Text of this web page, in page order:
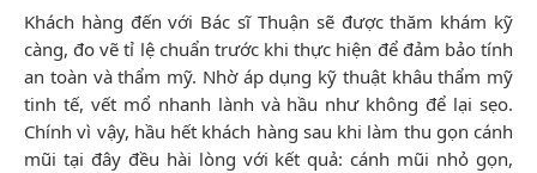
Khách hàng đến với Bác sĩ Thuận sẽ được thăm khám kỹ
càng, đo vẽ tỉ lệ chuẩn trước khi thực hiện để đảm bảo tính
an toàn và thẩm mỹ. Nhờ áp dụng kỹ thuật khâu thẩm mỹ
tinh tế, vết mổ nhanh lành và hầu như không để lại sẹo.
Chính vì vậy, hầu hết khách hàng sau khi làm thu gọn cánh
mũi tại đây đều hài lòng với kết quả: cánh mũi nhỏ gọn,